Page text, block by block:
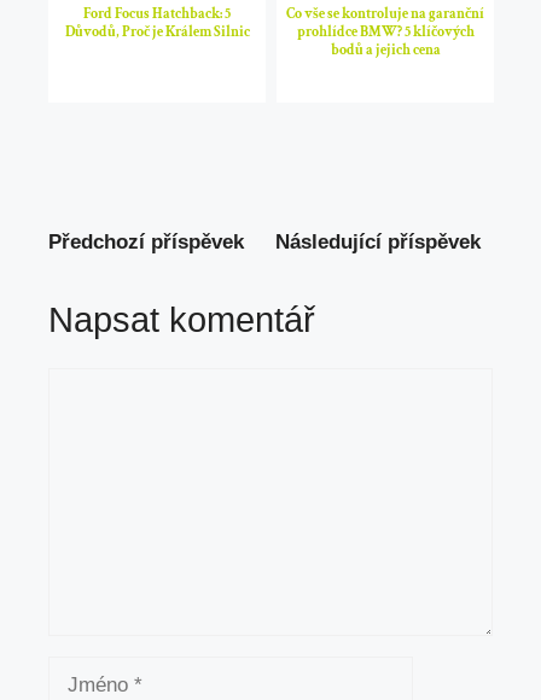
Ford Focus Hatchback: 5
Důvodů, Proč je Králem Silnic
Co vše se kontroluje na garanční
prohlídce BMW? 5 klíčových
bodů a jejich cena
Předchozí příspěvek Následující příspěvek
Napsat komentář
Jméno